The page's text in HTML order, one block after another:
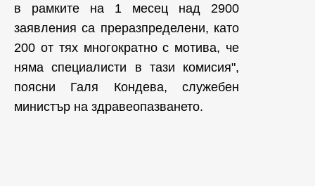
в рамките на 1 месец над 2900
заявления са преразпределени, като
200 от тях многократно с мотива, че
няма специалисти в тази комисия",
поясни Галя Кондева, служебен
министър на здравеопазването.